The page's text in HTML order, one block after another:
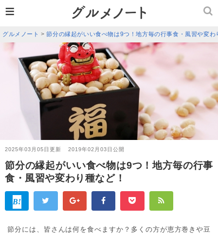
グルメノート >節分の縁起がいい食べ物は9つ！地方毎の行事食・風習や変わ
2025年03月05日更新 2019年02月03日公開
節分の縁起がいい食べ物は9つ！地方毎の行事
食・風習や変わり種など！
節分には、皆さんは何を食べますか？多くの方が恵方巻きや豆
≡